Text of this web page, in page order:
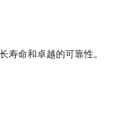
寿命和卓越的可靠性。